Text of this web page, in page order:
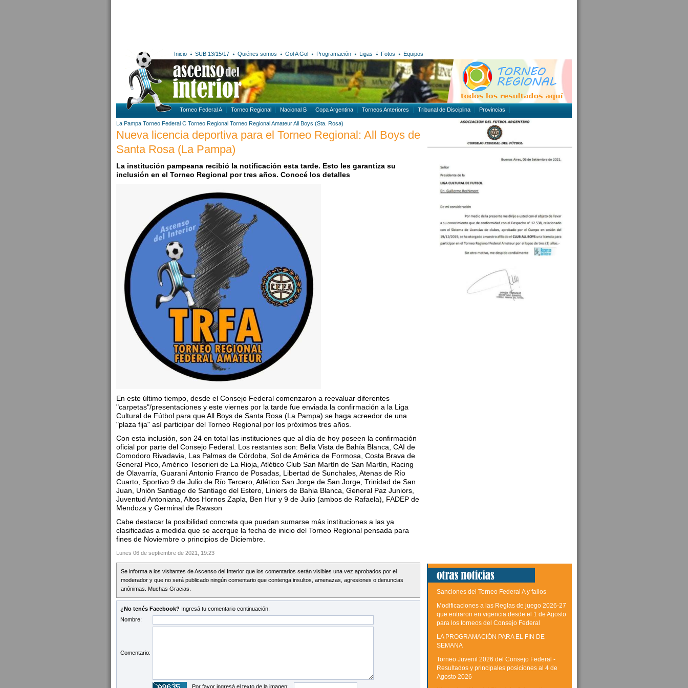
Inicio SUB 13/15/17 Quiénes somos Gol A Gol Programación Ligas Fotos Equipos
Torneo Federal A Torneo Regional Nacional B Copa Argentina Torneos Anteriores Tribunal de Disciplina Provincias
La Pampa Torneo Federal C Torneo Regional Torneo Regional AmateurAll Boys (Sta. Rosa)
Nueva licencia deportiva para el Torneo Regional: All Boys de
Santa Rosa (La Pampa)
La institución pampeana recibió la notificación esta tarde. Esto les garantiza su
inclusión en el Torneo Regional por tres años. Conocé los detalles
En este último tiempo, desde el Consejo Federal comenzaron a reevaluar diferentes
"carpetas"/presentaciones y este viernes por la tarde fue enviada la confirmación a la Liga
Cultural de Fútbol para que All Boys de Santa Rosa (La Pampa) se haga acreedor de una
"plaza fija" así participar del Torneo Regional por los próximos tres años.
Con esta inclusión, son 24 en total las instituciones que al día de hoy poseen la confirmación
oficial por parte del Consejo Federal. Los restantes son: Bella Vista de Bahía Blanca, CAI de
Comodoro Rivadavia, Las Palmas de Córdoba, Sol de América de Formosa, Costa Brava de
General Pico, Américo Tesorieri de La Rioja, Atlético Club San Martín de San Martín, Racing
de Olavarría, Guaraní Antonio Franco de Posadas, Libertad de Sunchales, Atenas de Río
Cuarto, Sportivo 9 de Julio de Río Tercero, Atlético San Jorge de San Jorge, Trinidad de San
Juan, Unión Santiago de Santiago del Estero, Liniers de Bahia Blanca, General Paz Juniors,
Juventud Antoniana, Altos Hornos Zapla, Ben Hur y 9 de Julio (ambos de Rafaela), FADEP de
Mendoza y Germinal de Rawson
Cabe destacar la posibilidad concreta que puedan sumarse más instituciones a las ya
clasificadas a medida que se acerque la fecha de inicio del Torneo Regional pensada para
fines de Noviembre o principios de Diciembre.
Lunes 06 de septiembre de 2021, 19:23
Se informa a los visitantes de Ascenso del Interior que los comentarios serán visibles una vez aprobados por el
moderador y que no será publicado ningún comentario que contenga insultos, amenazas, agresiones o denuncias
anónimas. Muchas Gracias.
¿No tenés Facebook? Ingresá tu comentario continuación:
Nombre:
Comentario:
Por favor ingresá el texto de la imagen:
Sanciones del Torneo Federal A y fallos
Modificaciones a las Reglas de juego 2026-27
que entraron en vigencia desde el 1 de Agosto
para los torneos del Consejo Federal
LA PROGRAMACIÓN PARA EL FIN DE
SEMANA
Torneo Juvenil 2026 del Consejo Federal -
Resultados y principales posiciones al 4 de
Agosto 2026